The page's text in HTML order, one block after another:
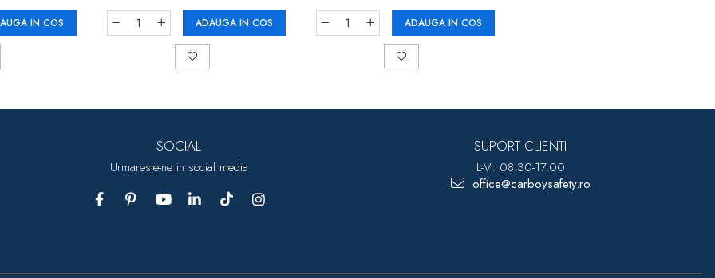
IN COS ADAUGA IN COS ADAUGA IN COS
SOCIAL
Urmareste-ne in social media
SUPORT CLIENTI
L-V: 08.30-17.00
office@carboysafety.ro